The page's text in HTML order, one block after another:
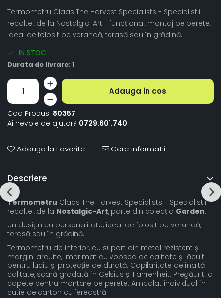
Termometru Claas The Harvest Specialists - Specialistii
recoltei, de la Nostalgic-Art - funcțional, montaj pe perete,
ideal de folosit pe verandă, terasă sau în grădină.
IN STOC
Durata de livrare: 1
Adauga in cos
Cod Produs: 80357
Ai nevoie de ajutor? 0729.601.740
Adauga la Favorite Cere informatii
Descriere
Termometru Claas The Harvest Specialists - Specialistii
recoltei, de la Nostalgic-Art, parte din colecția Garden.
Un design cu personalitate, ideal de folosit pe verandă,
terasă sau în grădină.
Termometru de interior, cu suport din metal rezistent și
margini arcuite, imprimat cu vopsea de calitate și lăcuit
pentru luciu și protecție de durată. Capilaritate de înaltă
calitate, scară gradată în Celsius și Fahrenheit. Pregăurit la
capete pentru montare pe perete. Ambalat individual în
cutie de carton cu fereastră.